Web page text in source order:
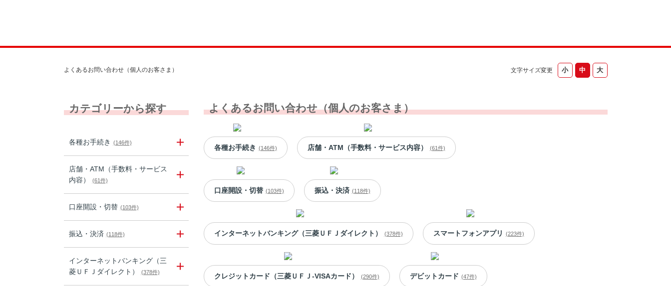
文字サイズ変更
よくあるお問い合わせ（個人のお客さま）
カテゴリーから探す
各種お手続き (146件)
店舗・ATM（手数料・サービス
内容）
(61件)
口座開設・切替 (103件)
振込・決済 (118件)
インターネットバンキング（三
菱ＵＦＪダイレクト）
(378件)
よくあるお問い合わせ（個人のお客さま）
各種お手続き (146件) 店舗・ATM（手数料・サービス内容） (61件)
口座開設・切替 (103件) 振込・決済 (118件)
インターネットバンキング（三菱ＵＦＪダイレクト） (378件) スマートフォンアプリ (223件)
クレジットカード（三菱ＵＦＪ-VISAカード） (290件) デビットカード (47件)